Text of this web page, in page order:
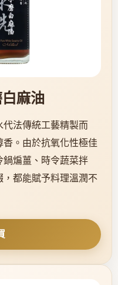
麻油
法傳統工藝精製而
。由於抗氧化性極佳
鍋煸薑、時令蔬菜拌
都能賦予料理溫潤不